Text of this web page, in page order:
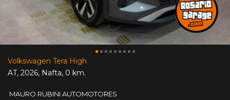
Volkswagen Tera High
AT, 2026, Nafta, 0 km.
MAURO RUBINI AUTOMOTORES